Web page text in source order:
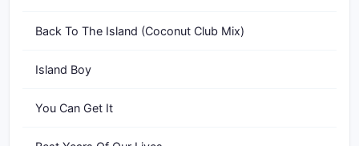
Back To The Island (Coconut Club Mix)
Island Boy
You Can Get It